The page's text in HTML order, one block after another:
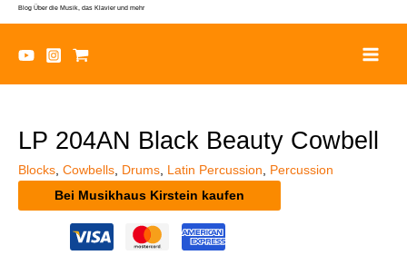
Blog Über die Musik, das Klavier und mehr
LP 204AN Black Beauty Cowbell
Blocks Cowbells Drums Latin Percussion
Percussion
Bei Musikhaus Kirstein kaufen